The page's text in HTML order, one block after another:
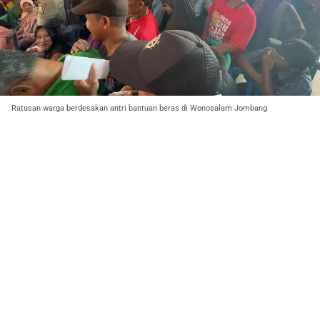
Ratusan warga berdesakan antri bantuan beras di Wonosalam Jombang